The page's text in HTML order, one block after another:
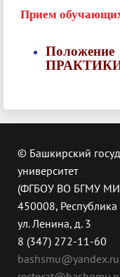
Прием
© Башкирский
университет
(ФГБОУ ВО БГМУ
450008, Республика
ул. Ленина, д. 3
8 (347) 272-11-60
bashsmu@yandex.ru